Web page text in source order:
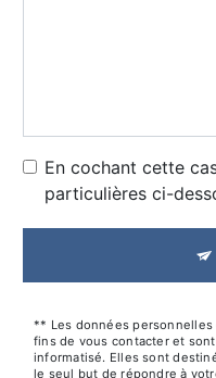
En cochant cette
particulières ci-
** Les données
fins de vous contacter et
informatisé. Elles sont
le seul but de répondre à